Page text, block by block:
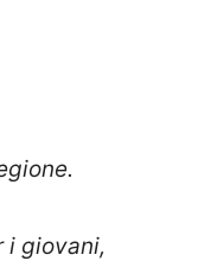
i giovani,